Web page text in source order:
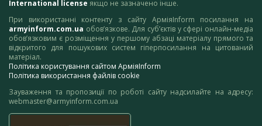
International license якщо не зазначено інше.
При використанні контенту з сайту АрміяInform посилання на
armyinform.com.ua обов’язкове. Для суб’єктів у сфері онлайн-медіа
обов’язковим є розміщення у першому абзаці матеріалу прямого та
відкритого для пошукових систем гіперпосилання на цитований
матеріал.
Політика користування сайтом АрміяInform
Політика використання файлів cookie
Зауваження та пропозиції по роботі сайту надсилайте на адресу:
webmaster@armyinform.com.ua